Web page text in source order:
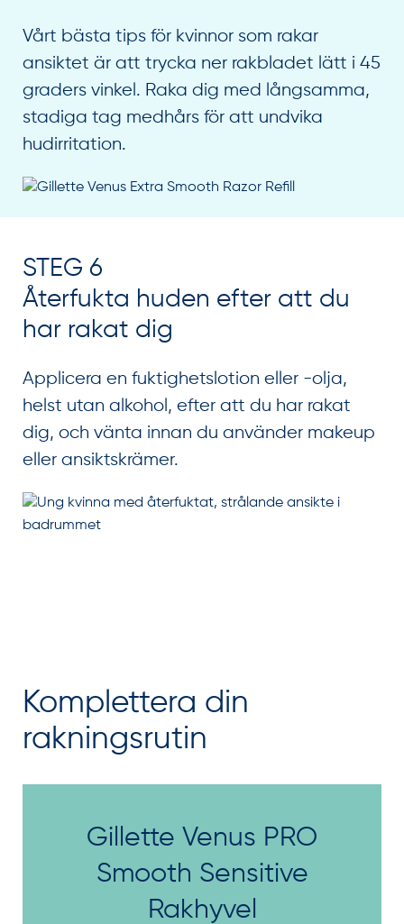
Vårt bästa tips för kvinnor som rakar
ansiktet är att trycka ner rakbladet lätt i 45
graders vinkel. Raka dig med långsamma,
stadiga tag medhårs för att undvika
hudirritation.
STEG 6
Återfukta huden efter att du
har rakat dig
Applicera en fuktighetslotion eller -olja,
helst utan alkohol, efter att du har rakat
dig, och vänta innan du använder makeup
eller ansiktskrämer.
Komplettera din
rakningsrutin
Gillette Venus PRO
Smooth Sensitive
Rakhyvel